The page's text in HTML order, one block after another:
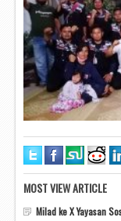
MOST VIEW ARTICLE
Milad ke X Yayasan